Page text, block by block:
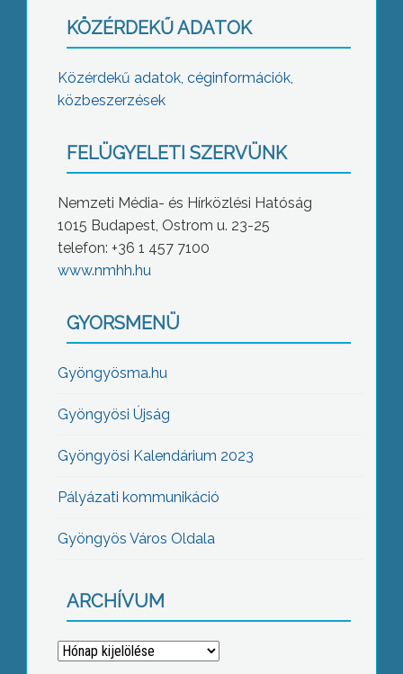
KÖZÉRDEKŰ ADATOK
Közérdekű adatok, céginformációk,
közbeszerzések
FELÜGYELETI SZERVÜNK
Nemzeti Média- és Hírközlési Hatóság
1015 Budapest, Ostrom u. 23-25
telefon: +36 1 457 7100
www.nmhh.hu
GYORSMENÜ
Gyöngyösma.hu
Gyöngyösi Újság
Gyöngyösi Kalendárium 2023
Pályázati kommunikáció
Gyöngyös Város Oldala
ARCHÍVUM
Archívum